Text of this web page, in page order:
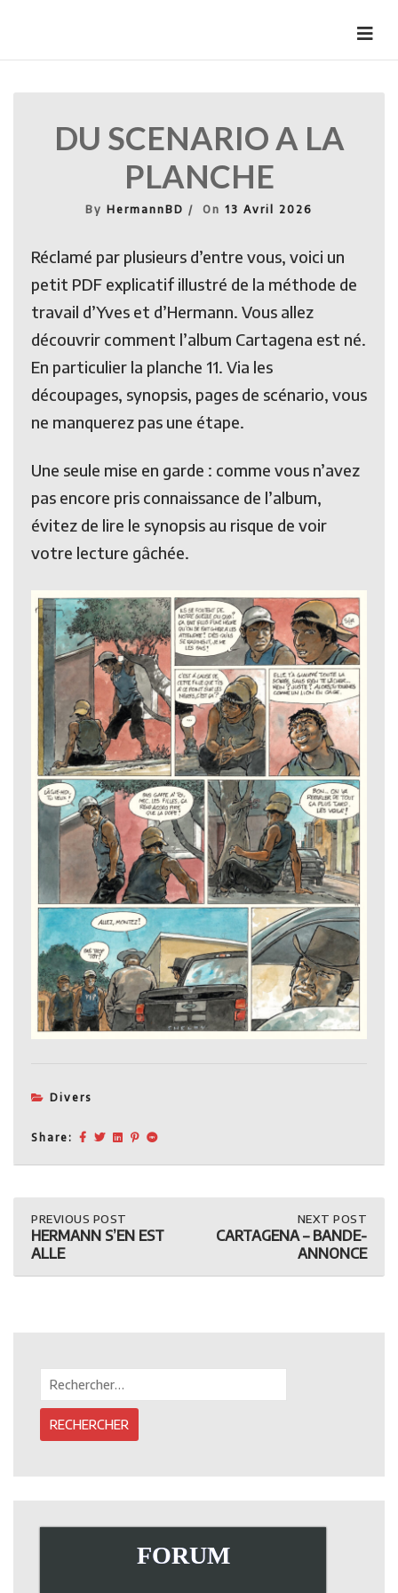
DU SCENARIO A LA
PLANCHE
By HermannBD On 13 Avril 2026
Réclamé par plusieurs d’entre vous, voici un
petit PDF explicatif illustré de la méthode de
travail d’Yves et d’Hermann. Vous allez
découvrir comment l’album Cartagena est né.
En particulier la planche 11. Via les
découpages, synopsis, pages de scénario, vous
ne manquerez pas une étape.
Une seule mise en garde : comme vous n’avez
pas encore pris connaissance de l’album,
évitez de lire le synopsis au risque de voir
votre lecture gâchée.
Divers
Share:
Post
navigation
PREVIOUS
POST:
HERMANN
S’EN
EST
PREVIOUS POST
HERMANN S’EN EST
ALLE
POST:
BANDE-
NEXT POST
CARTAGENA – BANDE-
ANNONCE
FORUM